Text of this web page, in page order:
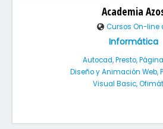
Academia
Cursos On-line
Informática
Autocad, Presto,
Diseño y Animación Web,
Visual Basic,